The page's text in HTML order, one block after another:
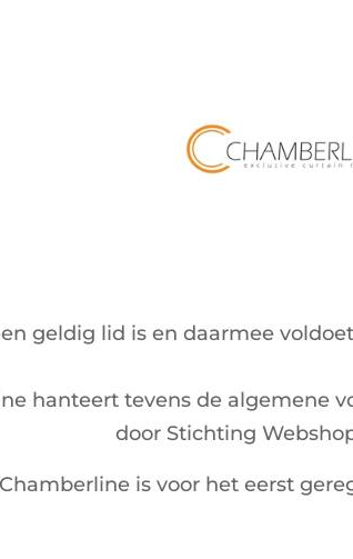
geldig lid is en daarmee
hanteert tevens de algemene
door Stichting
Chamberline is voor het eerst